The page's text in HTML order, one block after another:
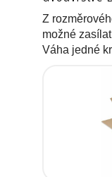
Z
možné
Váha jedné